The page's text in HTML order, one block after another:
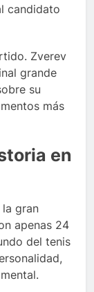
candidato
Zverev
grande
su
más
en
gran
apenas 24
del tenis